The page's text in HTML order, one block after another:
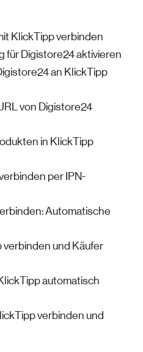
KlickTipp verbinden
für Digistore24 aktivieren
an KlickTipp
von Digistore24
in KlickTipp
per IPN-
Automatische
und Käufer
automatisch
verbinden und